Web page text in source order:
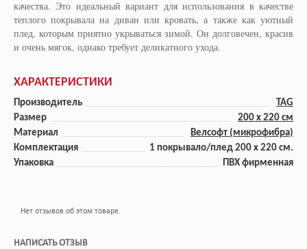
качества. Это идеальный вариант для использования в качестве
теплого покрывала на диван или кровать, а также как уютный
плед, которым приятно укрываться зимой. Он долговечен, красив
и очень мягок, однако требует деликатного ухода.
ХАРАКТЕРИСТИКИ
Производитель
TAG
Размер
200 x 220 cм
Материал
Велсофт (микрофибра)
Комплектация
1 покрывало/плед 200 x 220 см.
Упаковка
ПВХ фирменная
Нет отзывов об этом товаре.
НАПИСАТЬ ОТЗЫВ